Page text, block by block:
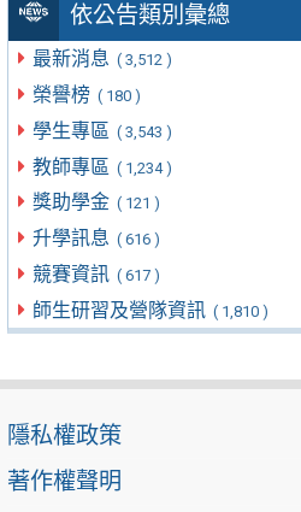
依公告類別彙總
最新消息 ( 3,512 )
榮譽榜 ( 180 )
學生專區 ( 3,543 )
教師專區 ( 1,234 )
獎助學金 ( 121 )
升學訊息 ( 616 )
競賽資訊 ( 617 )
師生研習及營隊資訊 ( 1,810 )
隱私權政策
著作權聲明